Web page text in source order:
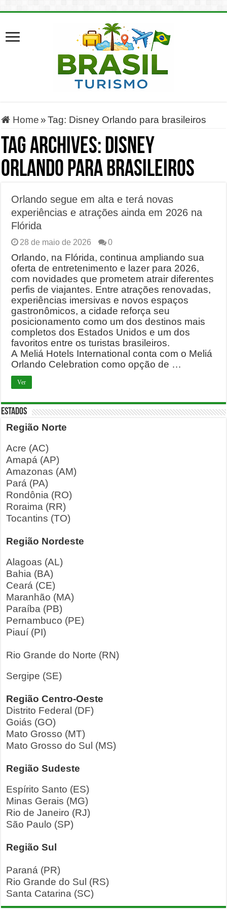
Home » Tag: Disney Orlando para brasileiros
Tag Archives: Disney
Orlando para brasileiros
Orlando segue em alta e terá novas
experiências e atrações ainda em 2026 na
Flórida
28 de maio de 2026 0
Orlando, na Flórida, continua ampliando sua
oferta de entretenimento e lazer para 2026,
com novidades que prometem atrair diferentes
perfis de viajantes. Entre atrações renovadas,
experiências imersivas e novos espaços
gastronômicos, a cidade reforça seu
posicionamento como um dos destinos mais
completos dos Estados Unidos e um dos
favoritos entre os turistas brasileiros.
A Meliá Hotels International conta com o Meliá
Orlando Celebration como opção de …
Ver
ESTADOS
Região Norte
Acre (AC)
Amapá (AP)
Amazonas (AM)
Pará (PA)
Rondônia (RO)
Roraima (RR)
Tocantins (TO)
Região Nordeste
Alagoas (AL)
Bahia (BA)
Ceará (CE)
Maranhão (MA)
Paraíba (PB)
Pernambuco (PE)
Piauí (PI)
Rio Grande do Norte (RN)
Sergipe (SE)
Região Centro-Oeste
Distrito Federal (DF)
Goiás (GO)
Mato Grosso (MT)
Mato Grosso do Sul (MS)
Região Sudeste
Espírito Santo (ES)
Minas Gerais (MG)
Rio de Janeiro (RJ)
São Paulo (SP)
Região Sul
Paraná (PR)
Rio Grande do Sul (RS)
Santa Catarina (SC)